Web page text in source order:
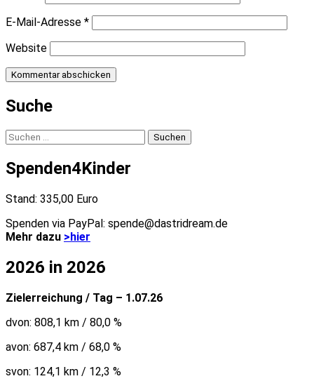
E-Mail-Adresse *
Website
Suche
Suchen
nach:
Spenden4Kinder
Stand: 335,00 Euro
Spenden via PayPal: spende@dastridream.de
Mehr dazu >hier
2026 in 2026
Zielerreichung / Tag – 1.07.26
dvon: 808,1 km / 80,0 %
avon: 687,4 km / 68,0 %
svon: 124,1 km / 12,3 %